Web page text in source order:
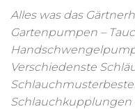
Alles was das
Gartenpumpen –
Verschiedenste
Schlauchkupplungen